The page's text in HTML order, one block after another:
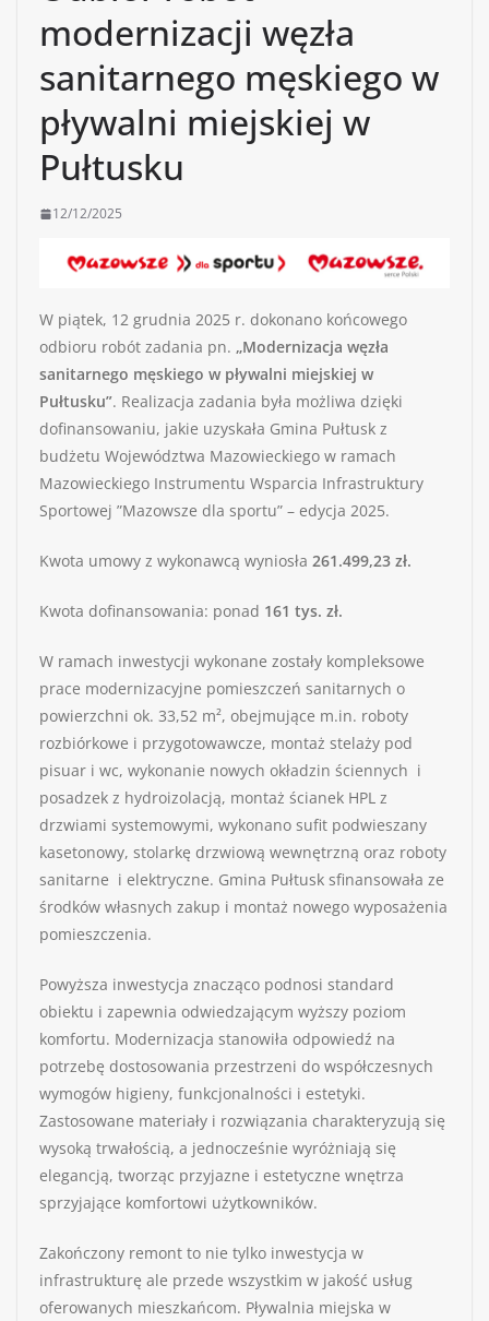
modernizacji węzła
sanitarnego męskiego w
pływalni miejskiej w
Pułtusku
12/12/2025
W piątek, 12 grudnia 2025 r. dokonano końcowego
odbioru robót zadania pn. „Modernizacja węzła
sanitarnego męskiego w pływalni miejskiej w
Pułtusku”. Realizacja zadania była możliwa dzięki
dofinansowaniu, jakie uzyskała Gmina Pułtusk z
budżetu Województwa Mazowieckiego w ramach
Mazowieckiego Instrumentu Wsparcia Infrastruktury
Sportowej ”Mazowsze dla sportu” – edycja 2025.
Kwota umowy z wykonawcą wyniosła 261.499,23 zł.
Kwota dofinansowania: ponad 161 tys. zł.
W ramach inwestycji wykonane zostały kompleksowe
prace modernizacyjne pomieszczeń sanitarnych o
powierzchni ok. 33,52 m², obejmujące m.in. roboty
rozbiórkowe i przygotowawcze, montaż stelaży pod
pisuar i wc, wykonanie nowych okładzin ściennych i
posadzek z hydroizolacją, montaż ścianek HPL z
drzwiami systemowymi, wykonano sufit podwieszany
kasetonowy, stolarkę drzwiową wewnętrzną oraz roboty
sanitarne i elektryczne. Gmina Pułtusk sfinansowała ze
środków własnych zakup i montaż nowego wyposażenia
pomieszczenia.
Powyższa inwestycja znacząco podnosi standard
obiektu i zapewnia odwiedzającym wyższy poziom
komfortu. Modernizacja stanowiła odpowiedź na
potrzebę dostosowania przestrzeni do współczesnych
wymogów higieny, funkcjonalności i estetyki.
Zastosowane materiały i rozwiązania charakteryzują się
wysoką trwałością, a jednocześnie wyróżniają się
elegancją, tworząc przyjazne i estetyczne wnętrza
sprzyjające komfortowi użytkowników.
Zakończony remont to nie tylko inwestycja w
infrastrukturę ale przede wszystkim w jakość usług
oferowanych mieszkańcom. Pływalnia miejska w